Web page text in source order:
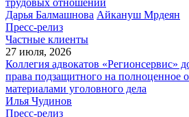
трудовых отношений
Дарья Балмашнова Айкануш Мрдеян
Пресс-релиз
Частные клиенты
27 июля, 2026
Коллегия адвокатов «Регионсервис»
права подзащитного на полноценное
материалами уголовного дела
Илья Чудинов
Пресс-релиз